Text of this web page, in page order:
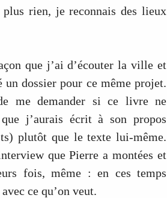
rien, je reconnais des lieux
que j’ai d’écouter la ville et
un dossier pour ce même projet.
me demander si ce livre ne
j’aurais écrit à son propos
plutôt que le texte lui-même.
que Pierre a montées et
fois, même : en ces temps
ce qu’on veut.